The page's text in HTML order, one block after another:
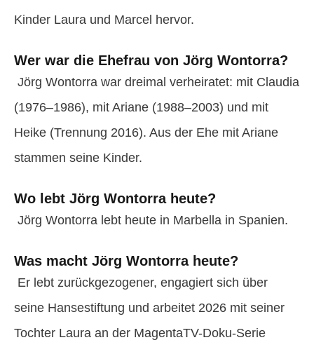
Kinder Laura und Marcel hervor.
Wer war die Ehefrau von Jörg Wontorra?
Jörg Wontorra war dreimal verheiratet: mit Claudia
(1976–1986), mit Ariane (1988–2003) und mit
Heike (Trennung 2016). Aus der Ehe mit Ariane
stammen seine Kinder.
Wo lebt Jörg Wontorra heute?
Jörg Wontorra lebt heute in Marbella in Spanien.
Was macht Jörg Wontorra heute?
Er lebt zurückgezogener, engagiert sich über
seine Hansestiftung und arbeitet 2026 mit seiner
Tochter Laura an der MagentaTV-Doku-Serie